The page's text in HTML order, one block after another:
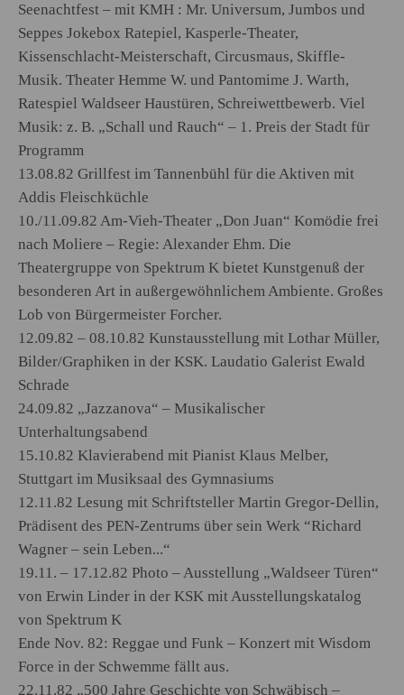
Seenachtfest – mit KMH : Mr. Universum, Jumbos und
Seppes Jokebox Ratepiel, Kasperle-Theater,
Kissenschlacht-Meisterschaft, Circusmaus, Skiffle-
Musik. Theater Hemme W. und Pantomime J. Warth,
Ratespiel Waldseer Haustüren, Schreiwettbewerb. Viel
Musik: z. B. „Schall und Rauch“ – 1. Preis der Stadt für
Programm
13.08.82 Grillfest im Tannenbühl für die Aktiven mit
Addis Fleischküchle
10./11.09.82 Am-Vieh-Theater „Don Juan“ Komödie frei
nach Moliere – Regie: Alexander Ehm. Die
Theatergruppe von Spektrum K bietet Kunstgenuß der
besonderen Art in außergewöhnlichem Ambiente. Großes
Lob von Bürgermeister Forcher.
12.09.82 – 08.10.82 Kunstausstellung mit Lothar Müller,
Bilder/Graphiken in der KSK. Laudatio Galerist Ewald
Schrade
24.09.82 „Jazzanova“ – Musikalischer
Unterhaltungsabend
15.10.82 Klavierabend mit Pianist Klaus Melber,
Stuttgart im Musiksaal des Gymnasiums
12.11.82 Lesung mit Schriftsteller Martin Gregor-Dellin,
Prädisent des PEN-Zentrums über sein Werk “Richard
Wagner – sein Leben...“
19.11. – 17.12.82 Photo – Ausstellung „Waldseer Türen“
von Erwin Linder in der KSK mit Ausstellungskatalog
von Spektrum K
Ende Nov. 82: Reggae und Funk – Konzert mit Wisdom
Force in der Schwemme fällt aus.
22.11.82 „500 Jahre Geschichte von Schwäbisch –